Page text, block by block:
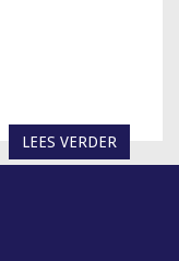
LEES VERDER